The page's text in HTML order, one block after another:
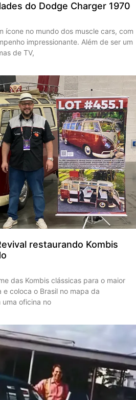
do Dodge Charger 1970
ícone no mundo dos muscle cars, com
impressionante. Além de ser um
de TV,
restaurando Kombis
das Kombis clássicas para o maior
coloca o Brasil no mapa da
uma oficina no